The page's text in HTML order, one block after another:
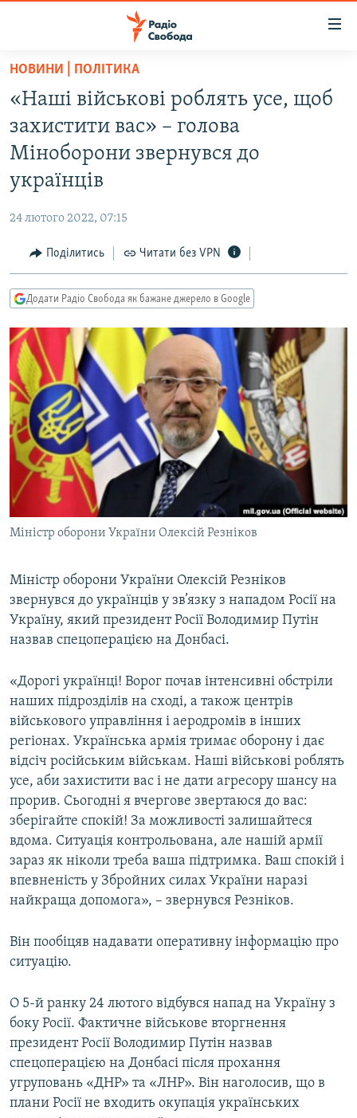
Перейти
основного
матеріалу
Перейти
до
основної
Перейти
пошуку
СТАТТІ
ПОЛІТИКА
КУЛЬТУРА
СПОРТ
СВІТ
ДОНБАС.РЕАЛІЇ
КРИМ.РЕАЛІЇ
ТИ ЯК?
КИТАЙ.ВИКЛИКИ
МУЛЬТИМЕДІА
ФОТО
СПЕЦПРОЄКТИ
ПОДКАСТИ
КРИМ РЕАЛІЇ
РУС
КТАТ
ДОЛУЧАЙСЯ!
Усі сайти RFE/RL
НОВИНИ | ПОЛІТИКА
«Наші військові роблять усе, щоб
захистити вас» – голова
Міноборони звернувся до
українців
24 лютого 2022, 07:15
Поділитись Читати без VPN
Додати Радіо Свобода як бажане джерело в Google
Міністр оборони України Олексій Резніков
Міністр оборони України Олексій Резніков
звернувся до українців у зв’язку з нападом Росії на
Україну, який президент Росії Володимир Путін
назвав спецоперацією на Донбасі.
«Дорогі українці! Ворог почав інтенсивні обстріли
наших підрозділів на сході, а також центрів
військового управління і аеродромів в інших
регіонах. Українська армія тримає оборону і дає
відсіч російським військам. Наші військові роблять
усе, аби захистити вас і не дати агресору шансу на
прорив. Сьогодні я вчергове звертаюся до вас:
зберігайте спокій! За можливості залишайтеся
вдома. Ситуація контрольована, але нашій армії
зараз як ніколи треба ваша підтримка. Ваш спокій і
впевненість у Збройних силах України наразі
найкраща допомога», – звернувся Резніков.
Він пообіцяв надавати оперативну інформацію про
ситуацію.
О 5-й ранку 24 лютого відбувся напад на Україну з
боку Росії. Фактичне військове вторгнення
президент Росії Володимир Путін назвав
спецоперацією на Донбасі після прохання
угруповань «ДНР» та «ЛНР». Він наголосив, що в
плани Росії не входить окупація українських